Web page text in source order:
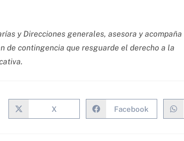
y Direcciones generales, asesora y acompaña
de contingencia que resguarde el derecho a la
X Facebook